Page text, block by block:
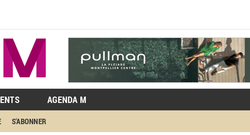
AGENDA M
S'ABONNER